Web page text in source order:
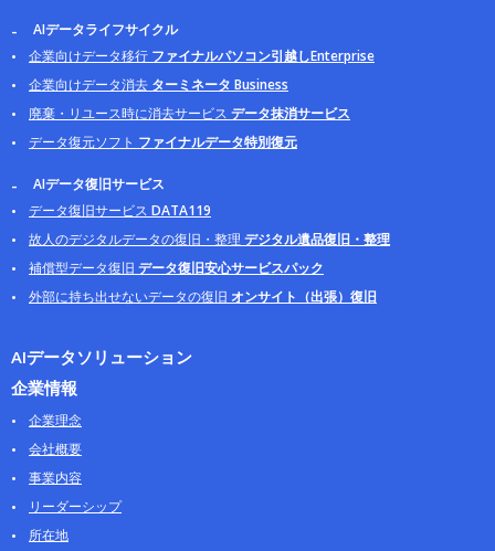
AIデータライフサイクル
企業向けデータ移行 ファイナルパソコン引越しEnterprise
企業向けデータ消去 ターミネータ Business
廃棄・リユース時に消去サービス データ抹消サービス
データ復元ソフト ファイナルデータ特別復元
AIデータ復旧サービス
データ復旧サービス DATA119
故人のデジタルデータの復旧・整理 デジタル遺品復旧・整理
補償型データ復旧 データ復旧安心サービスパック
外部に持ち出せないデータの復旧 オンサイト（出張）復旧
AIデータソリューション
企業情報
企業理念
会社概要
事業内容
リーダーシップ
所在地